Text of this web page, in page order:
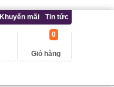
Khuyến mãi Tin tức
Giỏ hàng
0